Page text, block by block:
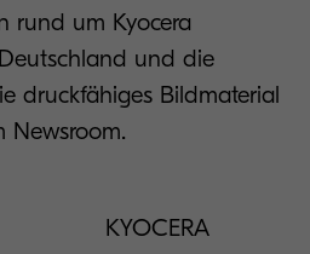
rund um Kyocera
und die
druckfähiges Bildmaterial
Newsroom.
KYOCERA